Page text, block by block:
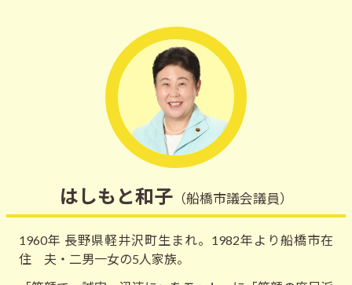
はしもと和子（船橋市議会議員）
1960年 長野県軽井沢町生まれ。1982年より船橋市在
住 夫・二男一女の5人家族。